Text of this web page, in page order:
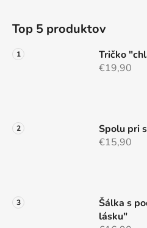
Top 5 produktov
Tričko
€19,90
Spolu pri
€15,90
Šálka s
lásku"